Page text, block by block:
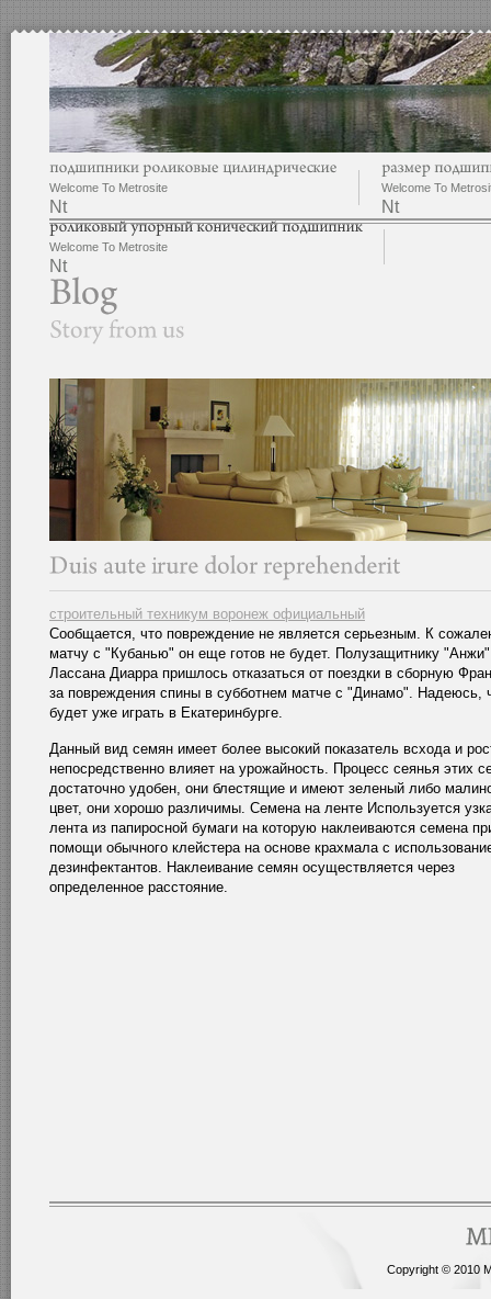
Welcome To Metrosite
Nt
Welcome To
Nt
Welcome To Metrosite
Nt
строительный техникум воронеж официальный
Сообщается, что повреждение не является серьезным. К
матчу с "Кубанью" он еще готов не будет. Полузащитнику "Анжи"
Лассана Диарра пришлось отказаться от поездки в сборную
за повреждения спины в субботнем матче с "Динамо". Надеюсь,
будет уже играть в Екатеринбурге.
Данный вид семян имеет более высокий показатель всхода и
непосредственно влияет на урожайность. Процесс сеянья этих
достаточно удобен, они блестящие и имеют зеленый либо
цвет, они хорошо различимы. Семена на ленте Используется
лента из папиросной бумаги на которую наклеиваются семена
помощи обычного клейстера на основе крахмала с
дезинфектантов. Наклеивание семян осуществляется через
определенное расстояние.
Copyright © 2010